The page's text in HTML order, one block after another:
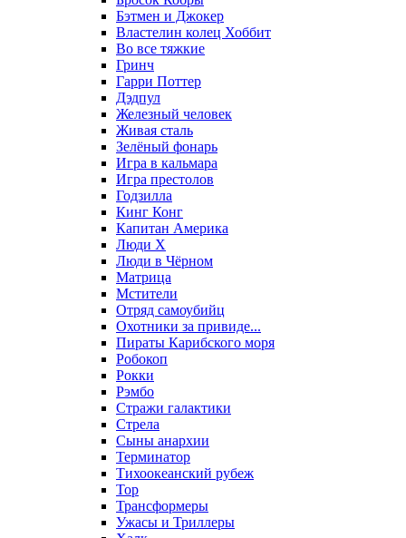
Бэтмен и Джокер
Властелин колец Хоббит
Во все тяжкие
Гринч
Гарри Поттер
Дэдпул
Железный человек
Живая сталь
Зелёный фонарь
Игра в кальмара
Игра престолов
Годзилла
Кинг Конг
Капитан Америка
Люди X
Люди в Чёрном
Матрица
Мстители
Отряд самоубийц
Охотники за привиде...
Пираты Карибского моря
Робокоп
Рокки
Рэмбо
Стражи галактики
Стрела
Сыны анархии
Терминатор
Тихоокеанский рубеж
Тор
Трансформеры
Ужасы и Триллеры